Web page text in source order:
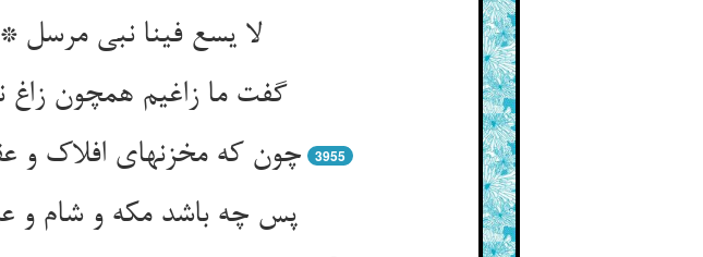
لا یسع فینا نبی مرسل
گفت ما زاغیم همچون زاغ نه ** مست صباغیم مست باغ نه‌‌
3955
پس چه باشد مکه و شام و عراق ** که نماید او نبرد و اشتیاق‌‌